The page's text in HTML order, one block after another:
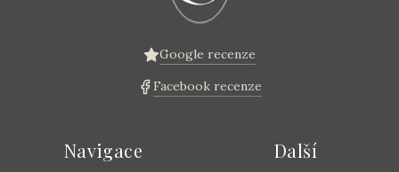
Google recenze
Facebook recenze
Navigace Další